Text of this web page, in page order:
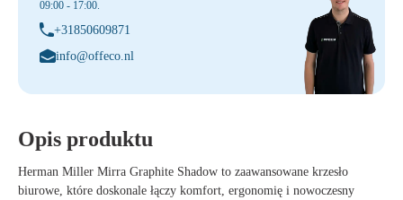
09:00 - 17:00.
+31850609871
info@offeco.nl
Opis produktu
Herman Miller Mirra Graphite Shadow to zaawansowane krzesło
biurowe, które doskonale łączy komfort, ergonomię i nowoczesny